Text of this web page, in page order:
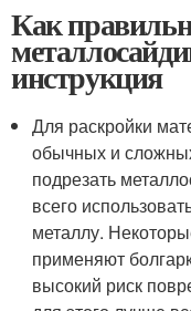
Как
инструкция
Для раскройки
обычных и
подрезать
всего
металлу.
применяют
высокий риск